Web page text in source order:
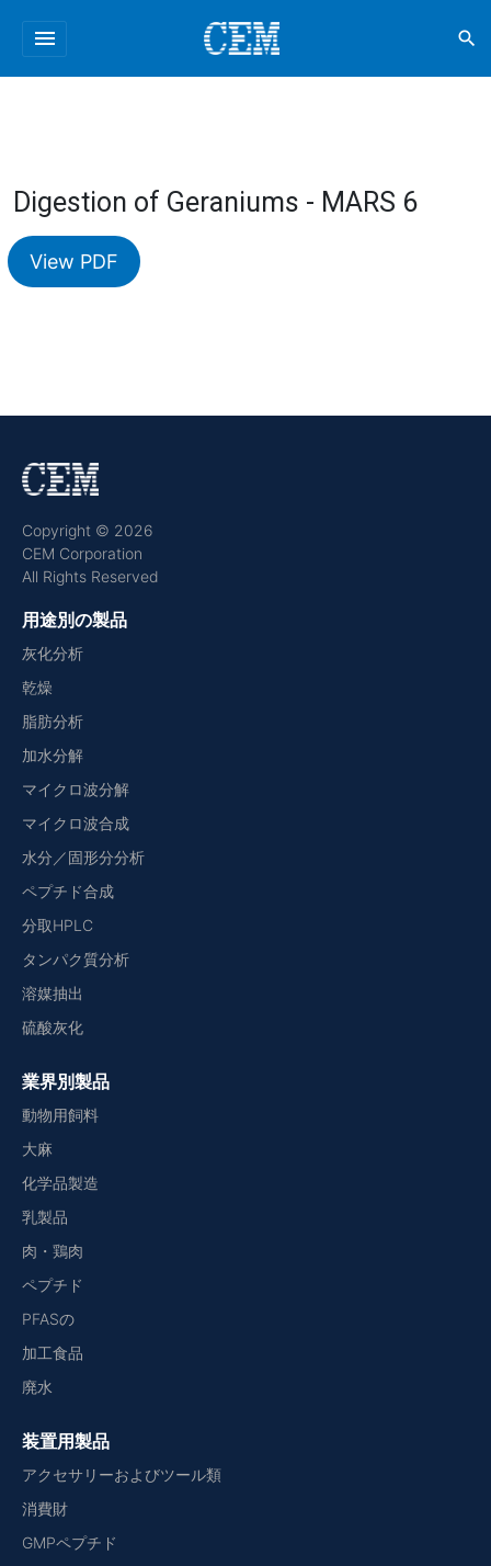
menu search
Digestion of Geraniums - MARS 6
View PDF
Copyright © 2026
CEM Corporation
All Rights Reserved
用途別の製品
灰化分析
乾燥
脂肪分析
加水分解
マイクロ波分解
マイクロ波合成
水分／固形分分析
ペプチド合成
分取HPLC
タンパク質分析
溶媒抽出
硫酸灰化
業界別製品
動物用飼料
大麻
化学品製造
乳製品
肉・鶏肉
ペプチド
PFASの
加工食品
廃水
装置用製品
アクセサリーおよびツール類
消費財
GMPペプチド